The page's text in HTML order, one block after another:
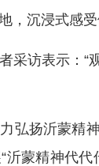
，沉浸式感
采访表示：“
弘扬沂蒙精
蒙精神代